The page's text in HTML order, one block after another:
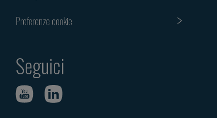
Preferenze cookie
Seguici